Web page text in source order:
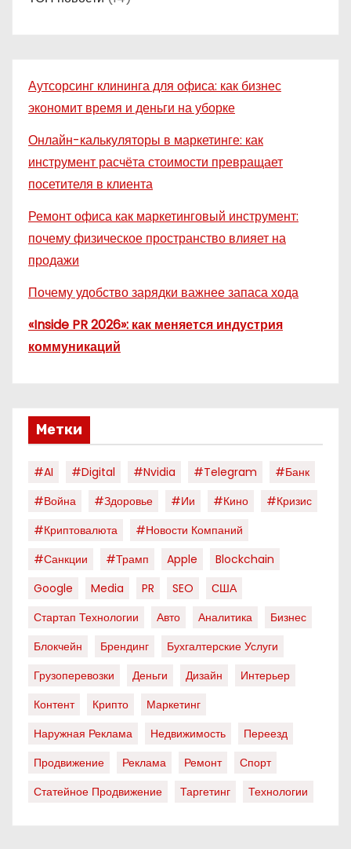
Аутсорсинг клининга для офиса: как бизнес
экономит время и деньги на уборке
Онлайн-калькуляторы в маркетинге: как
инструмент расчёта стоимости превращает
посетителя в клиента
Ремонт офиса как маркетинговый инструмент:
почему физическое пространство влияет на
продажи
Почему удобство зарядки важнее запаса хода
«Inside PR 2026»: как меняется индустрия
коммуникаций
Метки
#AI #digital #nvidia #telegram
#банк
#война
#здоровье #ии #кино
#кризис
#криптовалюта
#новости Компаний
#санкции
#трамп Apple
Blockchain
Google
Media PR SEO
США
Стартап Технологии
Авто Аналитика
Бизнес
Блокчейн
Брендинг
Бухгалтерские Услуги
Грузоперевозки
Деньги Дизайн
Интерьер
Контент
Крипто
Маркетинг
Наружная Реклама
Недвижимость
Переезд
Продвижение
Реклама Ремонт
Спорт
Статейное Продвижение
Таргетинг Технологии